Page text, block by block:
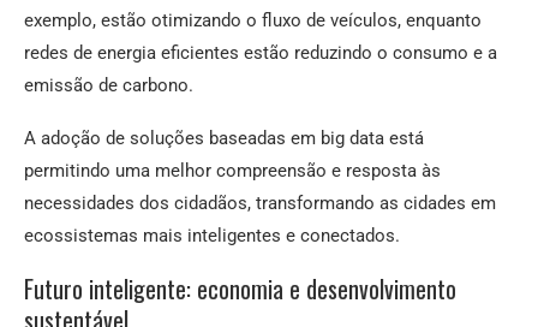
exemplo, estão otimizando o fluxo de veículos, enquanto
redes de energia eficientes estão reduzindo o consumo e a
emissão de carbono.
A adoção de soluções baseadas em big data está
permitindo uma melhor compreensão e resposta às
necessidades dos cidadãos, transformando as cidades em
ecossistemas mais inteligentes e conectados.
Futuro inteligente: economia e desenvolvimento
sustentável